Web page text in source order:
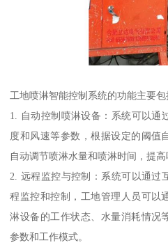
工地喷淋智能控制系统的功能主要包
1. 自动控制喷淋设备：系统可以通
度和风速等参数，根据设定的阈值
自动调节喷淋水量和喷淋时间，提高
2. 远程监控与控制：系统可以通过
程监控和控制，工地管理人员可以
淋设备的工作状态、水量消耗情况
参数和工作模式。